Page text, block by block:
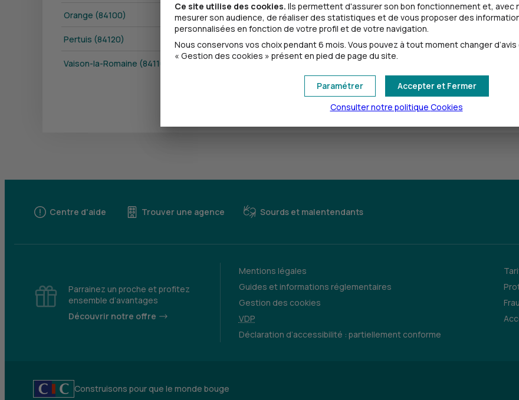
Orange (84100)
Pertuis (84120)
Vaison-la-Romaine (84110)
Tous les départements
Centre d'aide Trouver une agence Sourds et malentendants
Parrainez un proche et profitez
ensemble d’avantages
Découvrir notre offre
Mentions légales
Guides et informations réglementaires
Gestion des cookies
VDP
Déclaration d’accessibilité : partiellement conforme
Construisons pour que le monde bouge
Ce site utilise des cookies. Ils permettent d'assurer son bon fonctionnement et, avec
mesurer son audience, de réaliser des statistiques et de vous proposer des
personnalisées en fonction de votre profil et de votre navigation.
Nous conservons vos choix pendant 6 mois. Vous pouvez à tout moment changer
« Gestion des cookies » présent en pied de page du site.
Accepter et Fermer
Paramétrer
Consulter notre politique Cookies